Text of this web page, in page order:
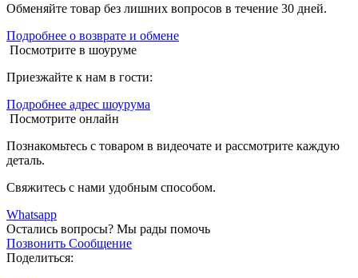
Обменяйте товар без лишних вопросов в течение 30 дней.
Подробнее о возврате и обмене
Посмотрите в шоуруме
Приезжайте к нам в гости:
Подробнее адрес шоурума
Посмотрите онлайн
Познакомьтесь с товаром в видеочате и рассмотрите каждую
деталь.
Свяжитесь с нами удобным способом.
Whatsapp
Остались вопросы? Мы рады помочь
Позвонить Сообщение
Поделиться: